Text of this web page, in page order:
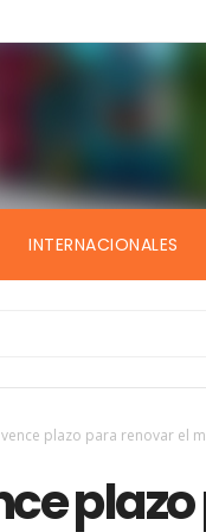
INTERNACIONALES
plazo para renovar el